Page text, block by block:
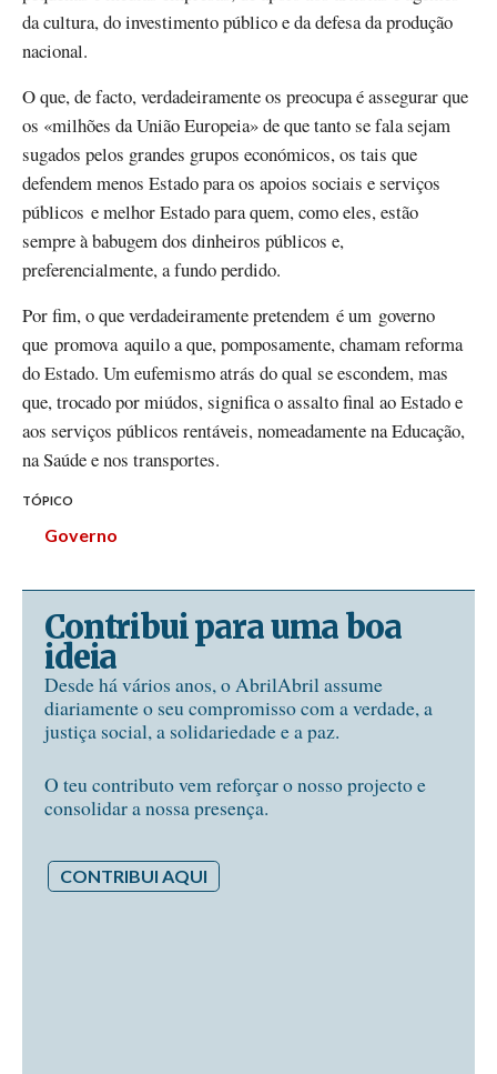
da cultura, do investimento público e da defesa da produção
nacional.
O que, de facto, verdadeiramente os preocupa é assegurar que
os «milhões da União Europeia» de que tanto se fala sejam
sugados pelos grandes grupos económicos, os tais que
defendem menos Estado para os apoios sociais e serviços
públicos e melhor Estado para quem, como eles, estão
sempre à babugem dos dinheiros públicos e,
preferencialmente, a fundo perdido.
Por fim, o que verdadeiramente pretendem é um governo
que promova aquilo a que, pomposamente, chamam reforma
do Estado. Um eufemismo atrás do qual se escondem, mas
que, trocado por miúdos, significa o assalto final ao Estado e
aos serviços públicos rentáveis, nomeadamente na Educação,
na Saúde e nos transportes.
TÓPICO
Governo
Contribui para uma boa
ideia
Desde há vários anos, o AbrilAbril assume
diariamente o seu compromisso com a verdade, a
justiça social, a solidariedade e a paz.
O teu contributo vem reforçar o nosso projecto e
consolidar a nossa presença.
CONTRIBUI AQUI